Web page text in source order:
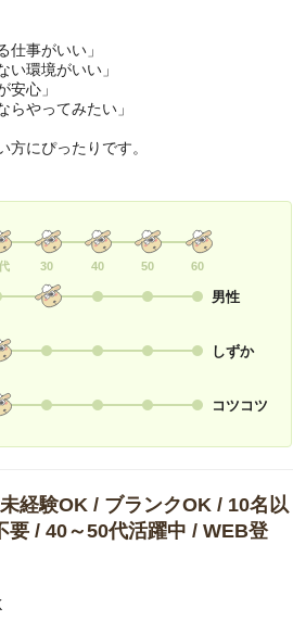
仕事がいい」
い環境がいい」
安心」
らやってみたい」
方にぴったりです。
30 40 50 60
男性
しずか
コツコツ
経験OK / ブランクOK / 10名以
要 / 40～50代活躍中 / WEB登